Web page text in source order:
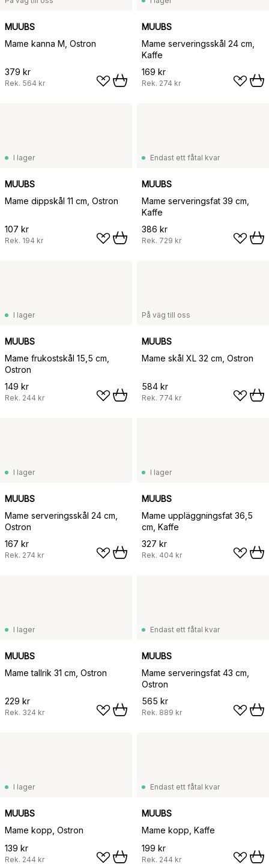
MUUBS
Mame kanna M, Ostron
379 kr
Rek. 564 kr
MUUBS
Mame serveringsskål 24 cm,
Kaffe
169 kr
Rek. 274 kr
I lager
MUUBS
Mame dippskål 11 cm, Ostron
107 kr
Rek. 194 kr
Endast ett fåtal kvar
MUUBS
Mame serveringsfat 39 cm,
Kaffe
386 kr
Rek. 729 kr
I lager
MUUBS
Mame frukostskål 15,5 cm,
Ostron
149 kr
Rek. 244 kr
På väg till oss
MUUBS
Mame skål XL 32 cm, Ostron
584 kr
Rek. 774 kr
I lager
MUUBS
Mame serveringsskål 24 cm,
Ostron
167 kr
Rek. 274 kr
I lager
MUUBS
Mame uppläggningsfat 36,5
cm, Kaffe
327 kr
Rek. 404 kr
I lager
MUUBS
Mame tallrik 31 cm, Ostron
229 kr
Rek. 324 kr
Endast ett fåtal kvar
MUUBS
Mame serveringsfat 43 cm,
Ostron
565 kr
Rek. 889 kr
I lager
MUUBS
Mame kopp, Ostron
139 kr
Rek. 244 kr
Endast ett fåtal kvar
MUUBS
Mame kopp, Kaffe
199 kr
Rek. 244 kr